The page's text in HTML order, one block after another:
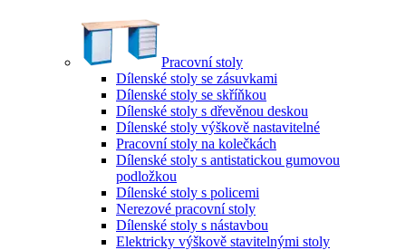
Pracovní stoly
Dílenské stoly se zásuvkami
Dílenské stoly se skříňkou
Dílenské stoly s dřevěnou deskou
Dílenské stoly výškově nastavitelné
Pracovní stoly na kolečkách
Dílenské stoly s antistatickou gumovou
podložkou
Dílenské stoly s policemi
Nerezové pracovní stoly
Dílenské stoly s nástavbou
Elektricky výškově stavitelnými stoly